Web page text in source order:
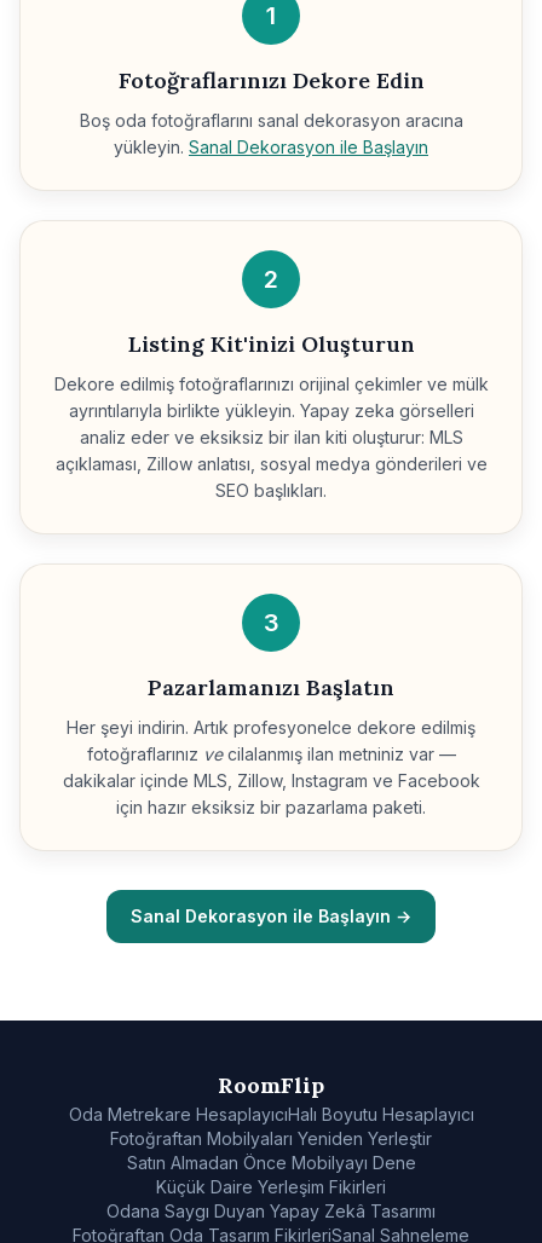
1
Fotoğraflarınızı Dekore Edin
Boş oda fotoğraflarını sanal dekorasyon aracına
yükleyin. Sanal Dekorasyon ile Başlayın
2
Listing Kit'inizi Oluşturun
Dekore edilmiş fotoğraflarınızı orijinal çekimler ve mülk
ayrıntılarıyla birlikte yükleyin. Yapay zeka görselleri
analiz eder ve eksiksiz bir ilan kiti oluşturur: MLS
açıklaması, Zillow anlatısı, sosyal medya gönderileri ve
SEO başlıkları.
3
Pazarlamanızı Başlatın
Her şeyi indirin. Artık profesyonelce dekore edilmiş
fotoğraflarınız vecilalanmış ilan metniniz var —
dakikalar içinde MLS, Zillow, Instagram ve Facebook
için hazır eksiksiz bir pazarlama paketi.
Sanal Dekorasyon ile Başlayın →
RoomFlip
Oda Metrekare HesaplayıcıHalı Boyutu Hesaplayıcı
Fotoğraftan Mobilyaları Yeniden Yerleştir
Satın Almadan Önce Mobilyayı Dene
Küçük Daire Yerleşim Fikirleri
Odana Saygı Duyan Yapay Zekâ Tasarımı
Fotoğraftan Oda Tasarım FikirleriSanal Sahneleme